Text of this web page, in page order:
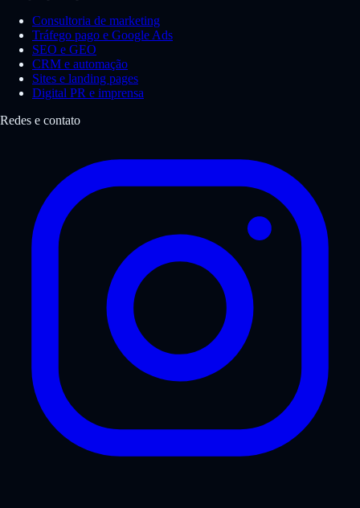
Consultoria de marketing
Tráfego pago e Google Ads
SEO e GEO
CRM e automação
Sites e landing pages
Digital PR e imprensa
Redes e contato